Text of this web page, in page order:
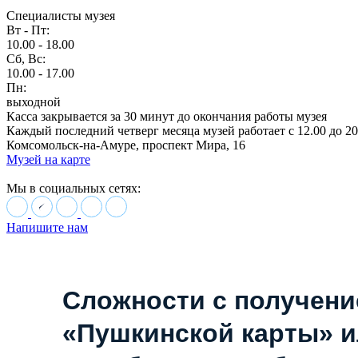
Специалисты музея
Вт - Пт:
10.00 - 18.00
Сб, Вс:
10.00 - 17.00
Пн:
выходной
Касса закрывается за 30 минут до окончания работы музея
Каждый последний четверг месяца музей работает с 12.00 до
Комсомольск-на-Амуре, проспект Мира, 16
Музей на карте
Мы в социальных сетях:
Напишите нам
Сложности с
«Пушкинской карты»